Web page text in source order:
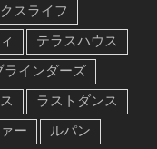
スライフ
テラスハウス
ラインダーズ
ラストダンス
ー
ルパン